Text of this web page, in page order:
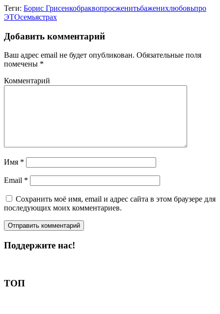
Теги: Борис Грисенкобраквопросженитьбаженихлюбовьпро
ЭТОсемьястрах
Добавить комментарий
Ваш адрес email не будет опубликован. Обязательные поля
помечены *
Комментарий
Имя *
Email *
Сохранить моё имя, email и адрес сайта в этом браузере для
последующих моих комментариев.
Поддержите нас!
ТОП